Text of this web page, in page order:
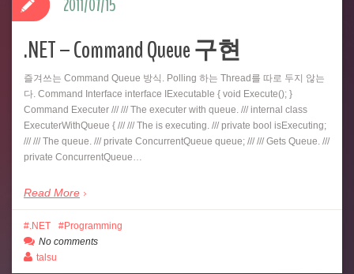
.NET – Command Queue 구현
즐겨쓰는 Command Queue 방식. Polling 하는 Thread를 따로 두지 않는
다. Command Interface interface IExecutable { void Execute(); }
Command Executer /// /// The executer with queue. /// internal class
ExecuterWithQueue { /// /// The is executing. /// private bool isExecuting;
/// /// The queue. /// private ConcurrentQueue queue; /// /// Gets Queue. ///
private ConcurrentQueue…
Read More
2011/07/15
.NET
Programming
No comments
talsu